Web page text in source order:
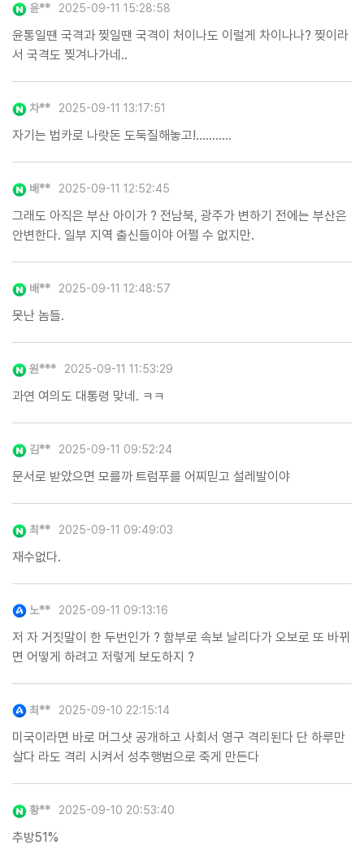
윤** 2025-09-11 15:28:58
윤통일땐 국격과 찢일땐 국격이 처이나도 이럴게 차이나나? 찢이라
서 국격도 찢겨나가네..
차** 2025-09-11 13:17:51
자기는 법카로 나랏돈 도둑질해놓고!...........
배** 2025-09-11 12:52:45
그래도 아직은 부산 아이가 ? 전남북, 광주가 변하기 전에는 부산은
안변한다. 일부 지역 출신들이야 어쩔 수 없지만.
배** 2025-09-11 12:48:57
못난 놈들.
원*** 2025-09-11 11:53:29
과연 여의도 대통령 맞네. ㅋㅋ
김** 2025-09-11 09:52:24
문서로 받았으면 모를까 트럼푸를 어찌믿고 설레발이야
최** 2025-09-11 09:49:03
재수없다.
노** 2025-09-11 09:13:16
저 자 거짓말이 한 두번인가 ? 함부로 속보 날리다가 오보로 또 바뀌
면 어떻게 하려고 저렇게 보도하지 ?
최** 2025-09-10 22:15:14
미국이라면 바로 머그샷 공개하고 사회서 영구 격리된다 단 하루만
살다 라도 격리 시켜서 성추행범으로 죽게 만든다
황** 2025-09-10 20:53:40
추방51%